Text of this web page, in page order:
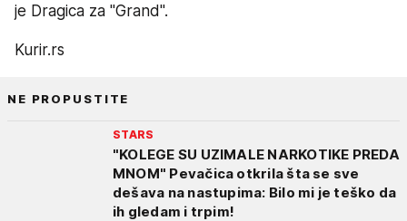
je Dragica za "Grand".
Kurir.rs
NE PROPUSTITE
STARS
"KOLEGE SU UZIMALE NARKOTIKE PREDA
MNOM" Pevačica otkrila šta se sve
dešava na nastupima: Bilo mi je teško da
ih gledam i trpim!